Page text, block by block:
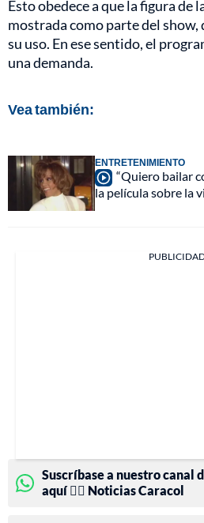
Esto obedece a que la figura de
mostrada como parte del show,
su uso. En ese sentido, el
una demanda.
Vea también:
ENTRETENIMIENTO
“Quiero bailar
la película sobre la
Suscríbase a nuestro canal
aquí 👉🏻 Noticias Caracol